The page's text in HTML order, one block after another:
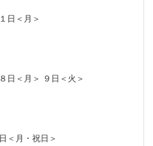
１日＜月＞
日＜月＞ ９日＜火＞
＜月・祝日＞